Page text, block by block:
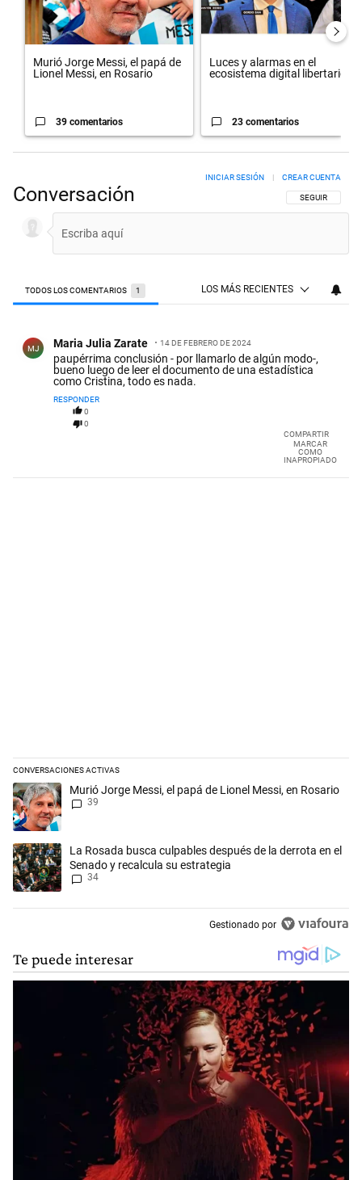
Murió Jorge Messi, el papá de
Lionel Messi, en Rosario
39 comentarios
Luces y alarmas en el
ecosistema digital libertario
23 comentarios
Conversación SIGA ESTA
SEGUIR
INICIAR SESIÓN CREAR CUENTA
TODOS LOS COMENTARIOS 1 LOS MÁS RECIENTES
MJ Maria Julia Zarate 14 DE FEBRERO DE 2024
paupérrima conclusión - por llamarlo de algún modo-,
bueno luego de leer el documento de una estadística
como Cristina, todo es nada.
RESPONDER
0
0
COMPARTIR
MARCAR
COMO
INAPROPIADO
CONVERSACIONES ACTIVAS
Este listado muestra los artículos con más comentarios en los
Un artículo de tendencia con el título "Murió Jorge Messi, el papá de
Murió Jorge Messi, el papá de Lionel Messi, en Rosario
39
Un artículo de tendencia con el título "La Rosada busca culpables
La Rosada busca culpables después de la derrota en el
Senado y recalcula su estrategia
34
Gestionado por